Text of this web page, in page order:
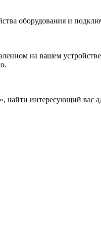
оборудования и
на вашем
интересующий вас